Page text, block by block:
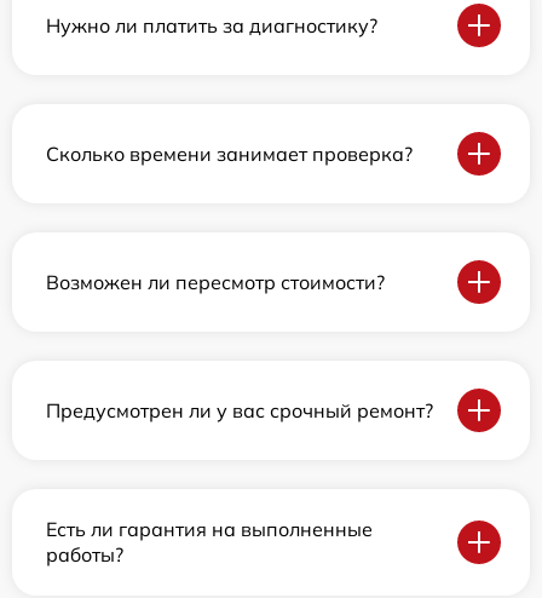
Нужно ли платить за диагностику?
Сколько времени занимает проверка?
Возможен ли пересмотр стоимости?
Предусмотрен ли у вас срочный ремонт?
Есть ли гарантия на выполненные
работы?